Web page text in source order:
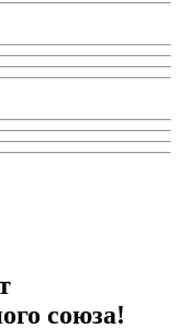
союза!